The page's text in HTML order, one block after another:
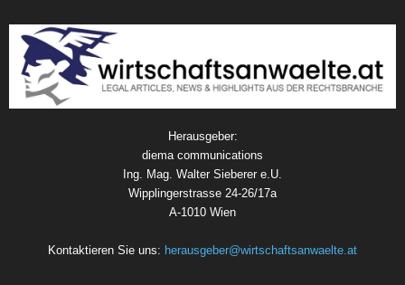
Herausgeber:
diema communications
Ing. Mag. Walter Sieberer e.U.
Wipplingerstrasse 24-26/17a
A-1010 Wien
Kontaktieren Sie uns: herausgeber@wirtschaftsanwaelte.at